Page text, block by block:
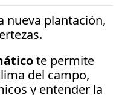
nueva plantación,
te permite
del campo,